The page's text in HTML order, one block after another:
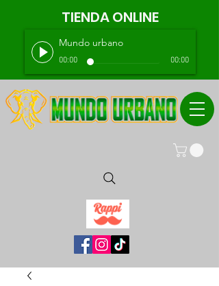
TIENDA ONLINE
Mundo urbano
00:00 00:00